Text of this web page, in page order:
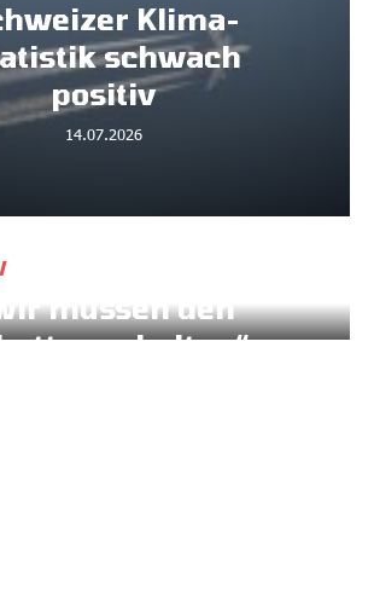
Klima-
schwach
positiv
14.07.2026
müssen den
erhalten“